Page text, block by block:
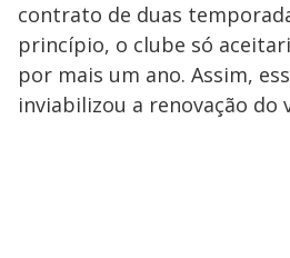
contrato de duas
princípio, o clube só
por mais um ano. Assim,
inviabilizou a renovação do